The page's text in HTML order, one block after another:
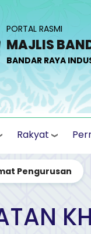
PORTAL RASMI
MAJLIS
BANDAR RAYA
Rakyat
Pengurusan